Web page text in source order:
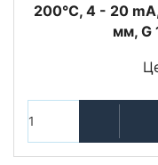
200°C, 4 - 20
мм, G